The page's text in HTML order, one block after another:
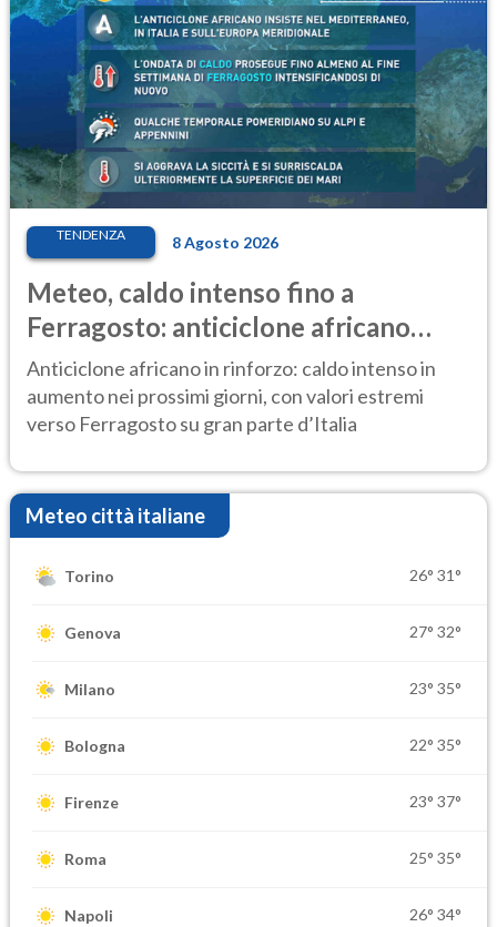
TENDENZA 8 Agosto 2026
Meteo, caldo intenso fino a
Ferragosto: anticiclone africano
ancora protagonista
Anticiclone africano in rinforzo: caldo intenso in
aumento nei prossimi giorni, con valori estremi
verso Ferragosto su gran parte d’Italia
Meteo città italiane
Torino 26° 31°
Genova 27° 32°
Milano 23° 35°
Bologna 22° 35°
Firenze 23° 37°
Roma 25° 35°
Napoli 26° 34°